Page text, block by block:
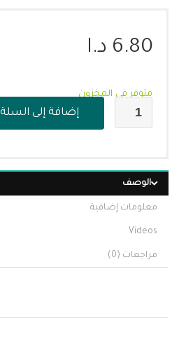
6.80 د.ا
متوفر في المخزون
إضافة إلى السلة
الوصف
معلومات إضافية
Videos
مراجعات (0)